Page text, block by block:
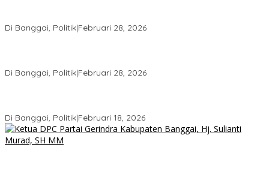
Di Banggai, Politik|Februari 28, 2026
Di Banggai, Politik|Februari 28, 2026
Di Banggai, Politik|Februari 18, 2026